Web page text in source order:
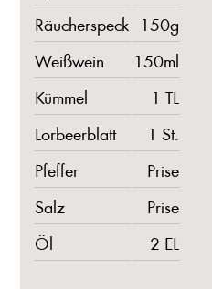
Räucherspeck 150g
Weißwein
150ml
Kümmel
1 TL
Lorbeerblatt
1 St.
Pfeffer
Prise
Salz
Prise
Öl
2 EL